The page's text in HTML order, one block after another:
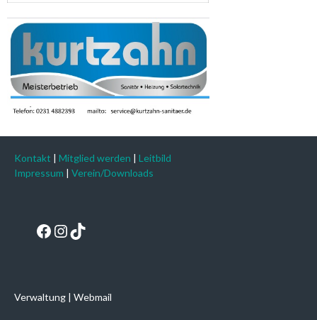
Kontakt | Mitglied werden | Leitbild
Impressum | Verein/Downloads
Facebook
Instagram
TikTok
Verwaltung | Webmail